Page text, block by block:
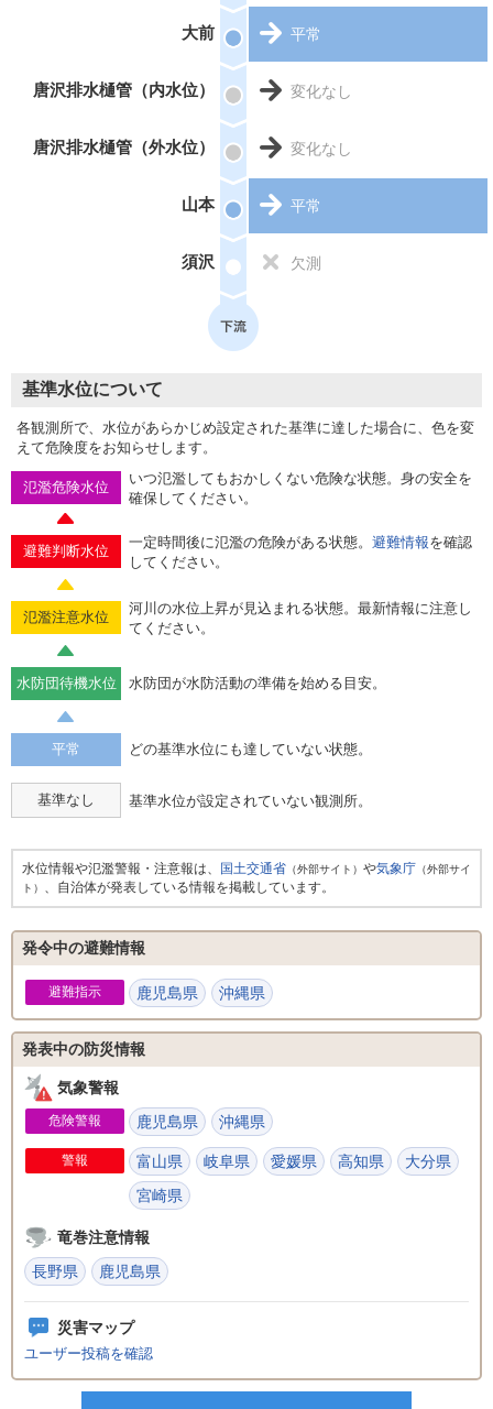
大前 平常
唐沢排水樋管（内水位） 変化なし
唐沢排水樋管（外水位） 変化なし
山本 平常
須沢 欠測
基準水位について
各観測所で、水位があらかじめ設定された基準に達した場合に、色を変
えて危険度をお知らせします。
氾濫危険水位
いつ氾濫してもおかしくない危険な状態。身の安全を
確保してください。
避難判断水位
一定時間後に氾濫の危険がある状態。 避難情報を確認
してください。
氾濫注意水位
河川の水位上昇が見込まれる状態。最新情報に注意し
てください。
水防団待機水位 水防団が水防活動の準備を始める目安。
平常 どの基準水位にも達していない状態。
基準なし 基準水位が設定されていない観測所。
水位情報や氾濫警報・注意報は、 国土交通省 （外部サイト） や気象庁 （外部サイ
ト） 、自治体が発表している情報を掲載しています。
発令中の避難情報
避難指示 鹿児島県 沖縄県
発表中の防災情報
気象警報
危険警報 鹿児島県 沖縄県
警報 富山県 岐阜県 愛媛県 高知県
大分県
宮崎県
竜巻注意情報
長野県
鹿児島県
災害マップ
ユーザー投稿を確認